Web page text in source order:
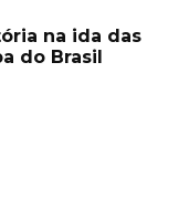
na ida das
do Brasil